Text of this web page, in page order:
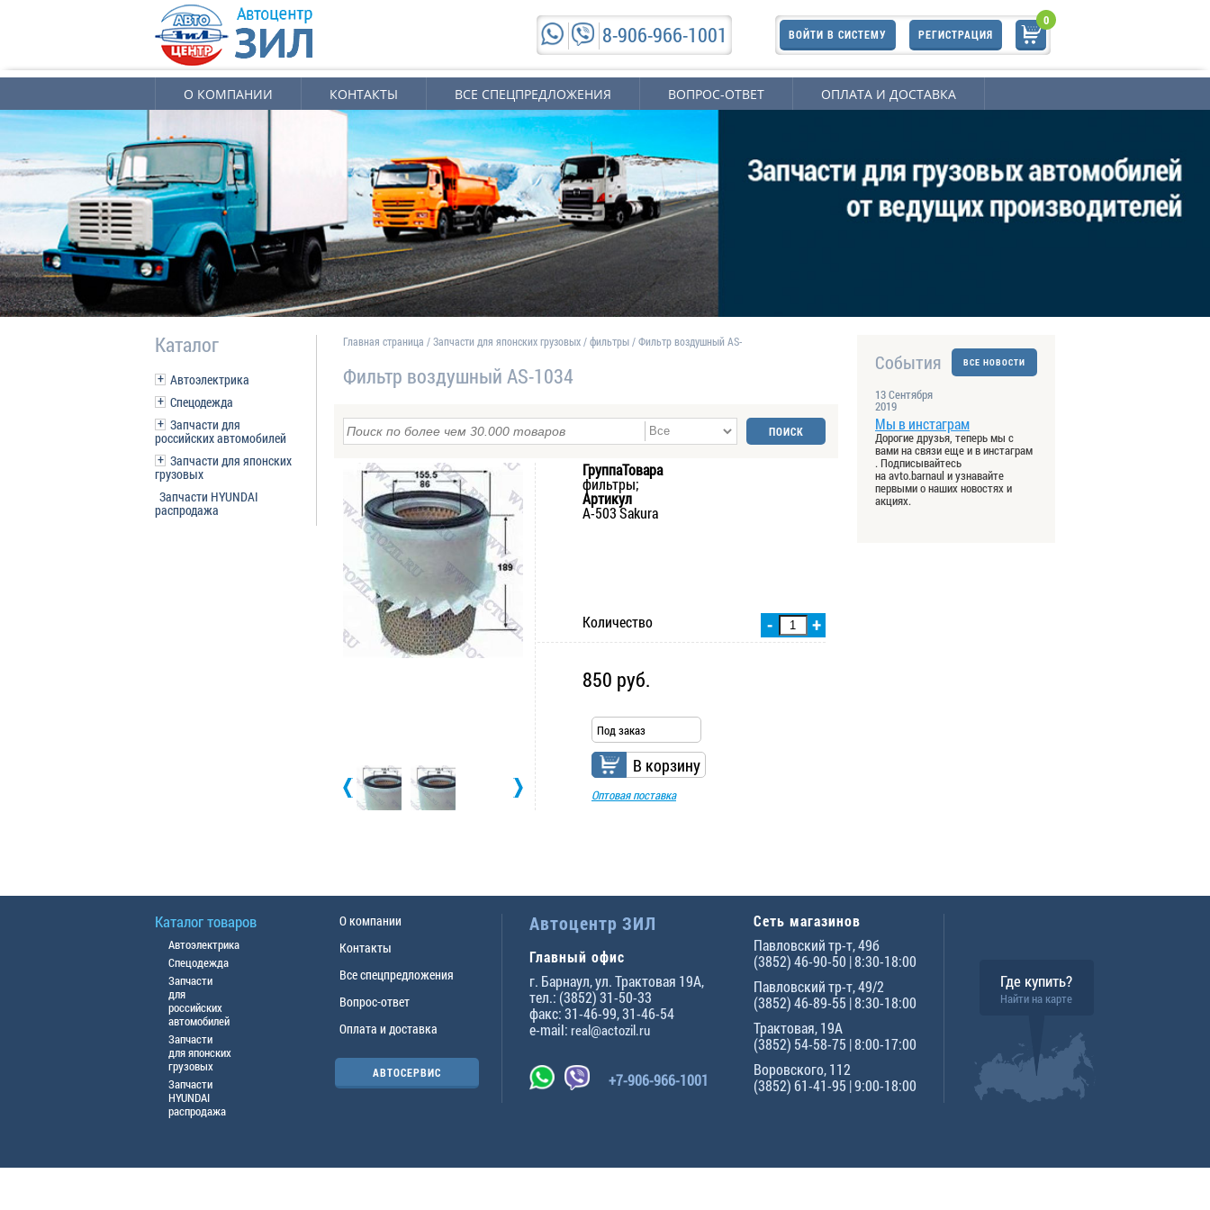
8-906-966-1001
0
ВОЙТИ В СИСТЕМУ РЕГИСТРАЦИЯ
О КОМПАНИИ КОНТАКТЫ ВСЕ СПЕЦПРЕДЛОЖЕНИЯ ВОПРОС-ОТВЕТ ОПЛАТА И ДОСТАВКА
Каталог
Автоэлектрика
Спецодежда
Запчасти для
российских автомобилей
Запчасти для японских
грузовых
Запчасти HYUNDAI
распродажа
ВСЕ НОВОСТИ
События
13 Сентября
2019
Мы в инстаграм
Дорогие друзья, теперь мы с
вами на связи еще и в инстаграм
. Подписывайтесь
на avto.barnaul и узнавайте
первыми о наших новостях и
акциях.
Главная страница /Запчасти для японских грузовых/фильтры/Фильтр воздушный АS-
Фильтр воздушный АS-1034
ГруппаТовара
фильтры;
Артикул
A-503 Sakura
+
-
Количество
850 руб.
Под заказ
В корзину
Оптовая поставка
Каталог товаров
Автоэлектрика
Спецодежда
Запчасти
для
российских
автомобилей
Запчасти
для японских
грузовых
Запчасти
HYUNDAI
распродажа
О компании
Контакты
Все спецпредложения
Вопрос-ответ
Оплата и доставка
АВТОСЕРВИС
Автоцентр ЗИЛ
Главный офис
г. Барнаул,ул. Трактовая 19А,
тел.: (3852) 31-50-33
факс:31-46-99,31-46-54
e-mail: real@actozil.ru
+7-906-966-1001
Сеть магазинов
Павловский тр-т, 49б
(3852) 46-90-50 | 8:30-18:00
Павловский тр-т, 49/2
(3852) 46-89-55 | 8:30-18:00
Трактовая, 19А
(3852) 54-58-75 | 8:00-17:00
Воровского, 112
(3852) 61-41-95 | 9:00-18:00
Где купить?
Найти на карте